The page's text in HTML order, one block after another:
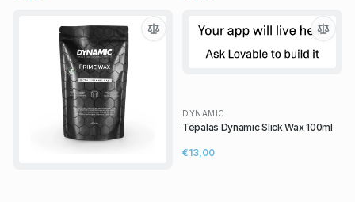
DYNAMIC
Tepalas Dynamic Slick Wax 100ml
€13,00